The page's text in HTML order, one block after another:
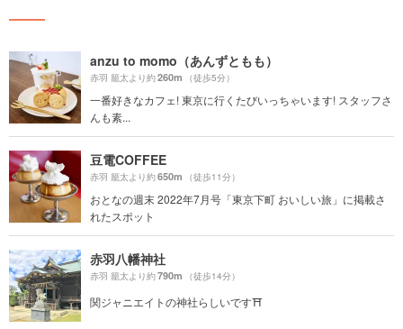
anzu to momo（あんずともも）
赤羽 籠太より約260m （徒歩5分）
一番好きなカフェ! 東京に行くたびいっちゃいます! スタッフさ
んも素...
豆電COFFEE
赤羽 籠太より約650m （徒歩11分）
おとなの週末 2022年7月号「東京下町 おいしい旅」に掲載さ
れたスポット
赤羽八幡神社
赤羽 籠太より約790m （徒歩14分）
関ジャニエイトの神社らしいです⛩